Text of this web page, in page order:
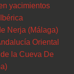
yacimientos
Nerja (Málaga)
Oriental
la Cueva De